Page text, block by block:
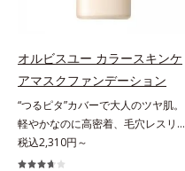
な、うるツヤ美肌を演出します。*
良くする仕上がり向上粉体
オルビスユー カラースキンケ
アマスクファンデーション
“つるピタ”カバーで大人のツヤ肌。
軽やかなのに高密着、毛穴レスリキ
ッドファンデ。みずみずしく、とけ
込むように密着カバー毛穴レスでな
税込2,310円～